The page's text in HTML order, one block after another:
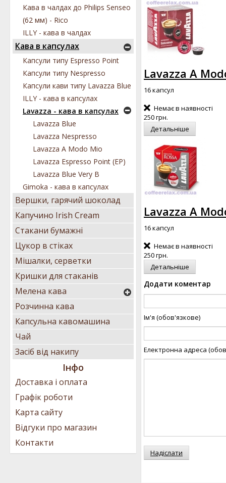
Lavazza А
16 капсул
Немає в наявності
250 грн.
Детальніше
Lavazza А
16 капсул
Немає в наявності
250 грн.
Детальніше
Додати коментар
Ім'я (обов'язкове)
Електронна адреса
Надіслати
Кава в чалдах до Philips Senseo
(62 мм) - Rico
ILLY - кава в чалдах
Кава в капсулах
Капсули типу Espresso Point
Капсули типу Nespresso
Капсули кави типу Lavazza Blue
ILLY - кава в капсулах
Lavazza - кава в капсулах
Lavazza Blue
Lavazza Nespresso
Lavazza А Modo Mio
Lavazza Espresso Point (EP)
Lavazza Blue Very B
Gimoka - кава в капсулах
Вершки, гарячий шоколад
Капучино Irish Cream
Стакани бумажні
Цукор в стіках
Мішалки, серветки
Кришки для стаканів
Мелена кава
Розчинна кава
Капсульна кавомашина
Чай
Засіб від накипу
Інфо
Доставка і оплата
Графік роботи
Карта сайту
Відгуки про магазин
Контакти